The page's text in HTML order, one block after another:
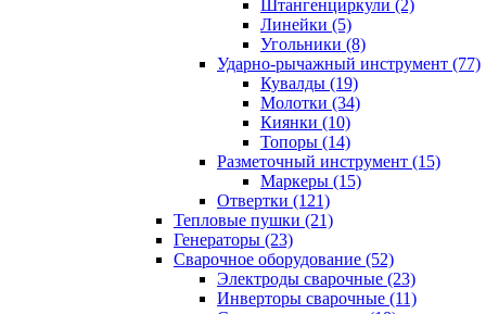
Штангенциркули (2)
Линейки (5)
Угольники (8)
Ударно-рычажный инструмент (77)
Кувалды (19)
Молотки (34)
Киянки (10)
Топоры (14)
Разметочный инструмент (15)
Маркеры (15)
Отвертки (121)
Тепловые пушки (21)
Генераторы (23)
Сварочное оборудование (52)
Электроды сварочные (23)
Инверторы сварочные (11)